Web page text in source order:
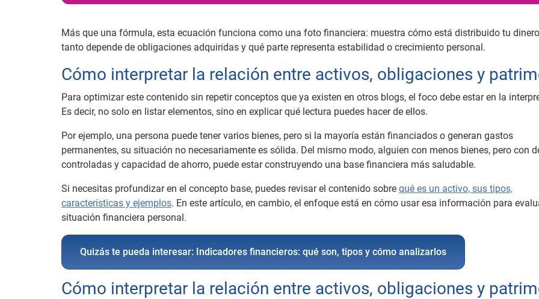
Más que una fórmula, esta ecuación funciona como una foto financiera: muestra cómo está distribuido tu
tanto depende de obligaciones adquiridas y qué parte representa estabilidad o crecimiento personal.
Cómo interpretar la relación entre activos, obligaciones y
Para optimizar este contenido sin repetir conceptos que ya existen en otros blogs, el foco debe estar en la
Es decir, no solo en listar elementos, sino en explicar qué lectura puedes hacer de ellos.
Por ejemplo, una persona puede tener varios bienes, pero si la mayoría están financiados o generan gastos
permanentes, su situación no necesariamente es sólida. Del mismo modo, alguien con menos bienes, pero con
controladas y capacidad de ahorro, puede estar construyendo una base financiera más saludable.
Si necesitas profundizar en el concepto base, puedes revisar el contenido sobre qué es un activo, sus tipos,
características y ejemplos. En este artículo, en cambio, el enfoque está en cómo usar esa información para
situación financiera personal.
Quizás te pueda interesar: Indicadores financieros: qué son, tipos y cómo analizarlos
Cómo interpretar la relación entre activos, obligaciones y